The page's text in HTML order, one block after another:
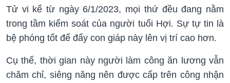
Tử vi kể từ ngày 6/1/2023, mọi thứ đều đang nằm
trong tầm kiểm soát của người tuổi Hợi. Sự tự tin là
bệ phóng tốt để đẩy con giáp này lên vị trí cao hơn.
Cụ thể, thời gian này người làm công ăn lương vẫn
chăm chỉ, siêng năng nên được cấp trên công nhận